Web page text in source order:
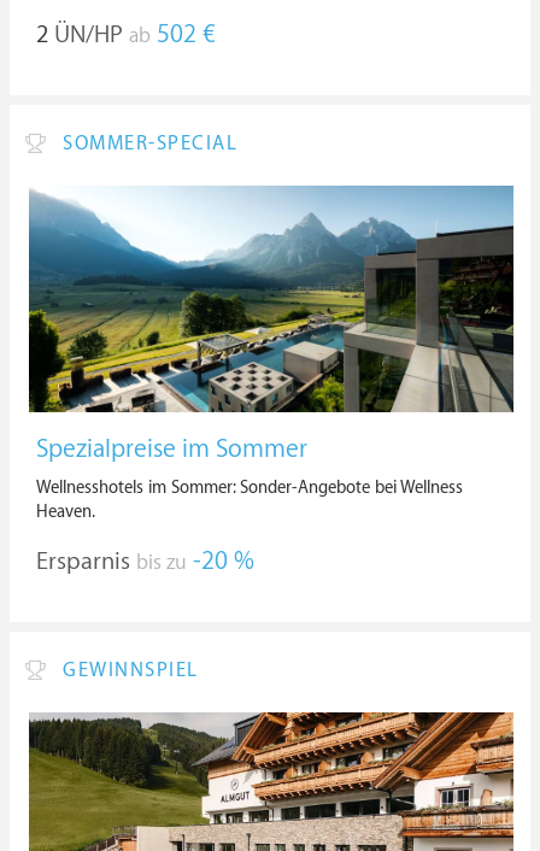
2 ÜN/HP ab 502 €
SOMMER-SPECIAL
Spezialpreise im Sommer
Wellnesshotels im Sommer: Sonder-Angebote bei Wellness
Heaven.
Ersparnis bis zu -20 %
GEWINNSPIEL